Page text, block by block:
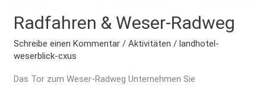
Radfahren & Weser-Radweg
Schreibe einen Kommentar /Aktivitäten / landhotel-
weserblick-cxus
Das Tor zum Weser-Radweg Unternehmen Sie